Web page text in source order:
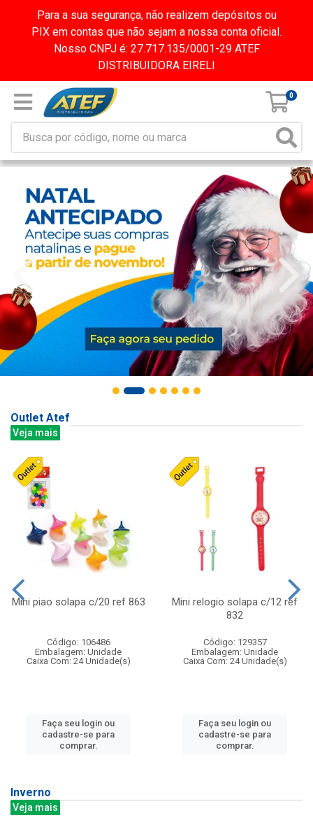
Para a sua segurança, não realizem depósitos ou
PIX em contas que não sejam a nossa conta oficial.
Nosso CNPJ é: 27.717.135/0001-29 ATEF
DISTRIBUIDORA EIRELI
0
Outlet Atef
Veja mais
Mini piao solapa c/20 ref 863
Código: 106486
Embalagem: Unidade
Caixa Com: 24 Unidade(s)
Faça seu login ou
cadastre-se para
comprar.
Mini relogio solapa c/12 ref
832
Código: 129357
Embalagem: Unidade
Caixa Com: 24 Unidade(s)
Faça seu login ou
cadastre-se para
comprar.
Inverno
Veja mais